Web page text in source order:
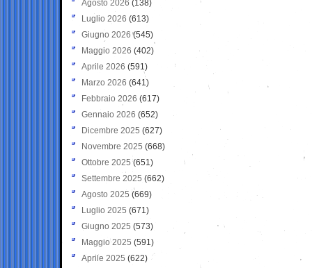
Agosto 2026 (138)
Luglio 2026 (613)
Giugno 2026 (545)
Maggio 2026 (402)
Aprile 2026 (591)
Marzo 2026 (641)
Febbraio 2026 (617)
Gennaio 2026 (652)
Dicembre 2025 (627)
Novembre 2025 (668)
Ottobre 2025 (651)
Settembre 2025 (662)
Agosto 2025 (669)
Luglio 2025 (671)
Giugno 2025 (573)
Maggio 2025 (591)
Aprile 2025 (622)